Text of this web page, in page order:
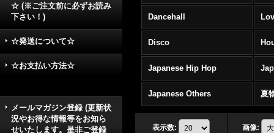
☆ (※ご注文前に必ずお読み
下さい！)
☆発送について☆
☆お支払い方法☆
メールマガジン登録 (更新状
況やお得な情報等をお知ら
せいたします。是非ご登録
Dancehall
Disco
Japanese Hip Hop
Japanese Others 夏
表示数: 画像: